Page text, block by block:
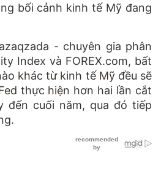
bối cảnh kinh tế Mỹ đang
- chuyên gia phân
Index và FOREX.com, bất
khác từ kinh tế Mỹ đều sẽ
thực hiện hơn hai lần cắt
đến cuối năm, qua đó tiếp